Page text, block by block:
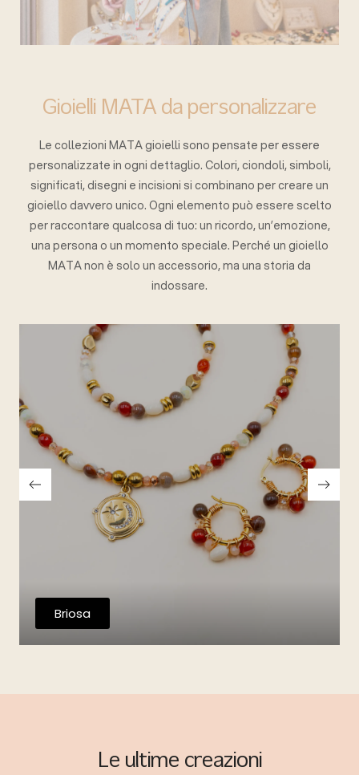
Gioielli MATA da personalizzare
Le collezioni MATA gioielli sono pensate per essere
personalizzate in ogni dettaglio. Colori, ciondoli, simboli,
significati, disegni e incisioni si combinano per creare un
gioiello davvero unico. Ogni elemento può essere scelto
per raccontare qualcosa di tuo: un ricordo, un’emozione,
una persona o un momento speciale. Perché un gioiello
MATA non è solo un accessorio, ma una storia da
indossare.
Briosa
Le ultime creazioni